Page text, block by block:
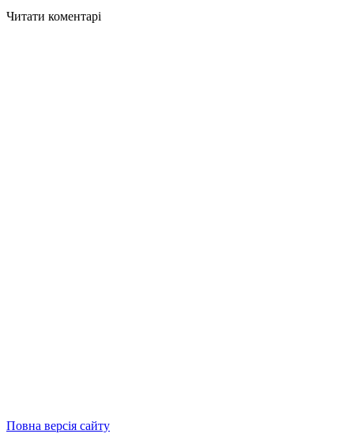
Читати коментарі
Повна версія сайту